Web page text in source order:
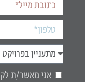
אני מאשר/ת